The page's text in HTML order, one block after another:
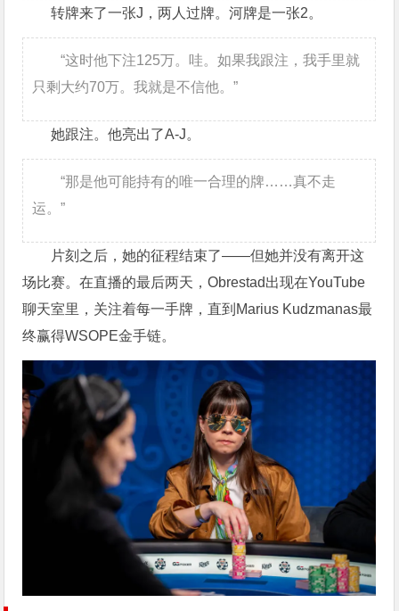
转牌来了一张J，两人过牌。河牌是一张2。
“这时他下注125万。哇。如果我跟注，我手里就
只剩大约70万。我就是不信他。”
她跟注。他亮出了A-J。
“那是他可能持有的唯一合理的牌……真不走
运。”
片刻之后，她的征程结束了——但她并没有离开这
场比赛。在直播的最后两天，Obrestad出现在YouTube
聊天室里，关注着每一手牌，直到Marius Kudzmanas最
终赢得WSOPE金手链。